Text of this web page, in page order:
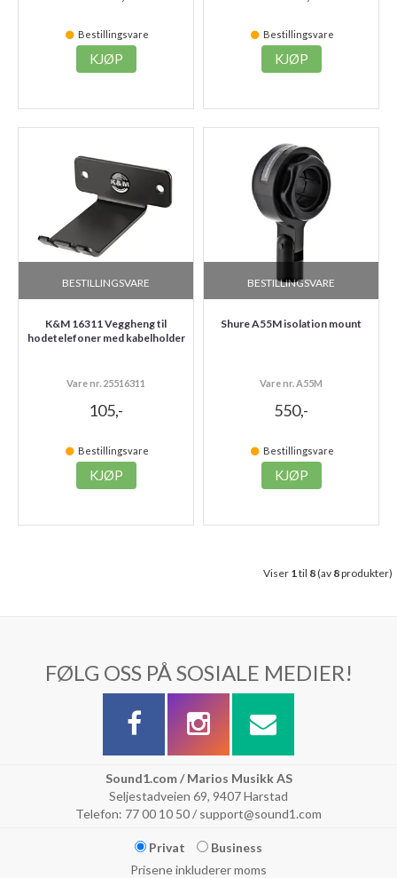
Bestillingsvare
KJØP
Bestillingsvare
KJØP
BESTILLINGSVARE
K&M 16311 Veggheng til
hodetelefoner med kabelholder
Vare nr. 25516311
105,-
Bestillingsvare
KJØP
BESTILLINGSVARE
Shure A55M isolation mount
Vare nr. A55M
550,-
Bestillingsvare
KJØP
Viser 1til 8(av 8produkter)
FØLG OSS PÅ SOSIALE MEDIER!
Sound1.com / Marios Musikk AS
Seljestadveien 69, 9407 Harstad
Telefon: 77 00 10 50 / support@sound1.com
Privat
Business
Prisene inkluderer moms